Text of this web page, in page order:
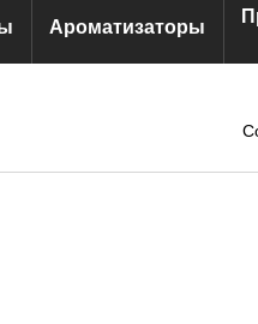
Ароматизаторы